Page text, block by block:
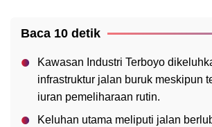
Baca 10 detik
Kawasan Industri Terboyo
infrastruktur jalan buruk meskipun
iuran pemeliharaan rutin.
Keluhan utama meliputi jalan